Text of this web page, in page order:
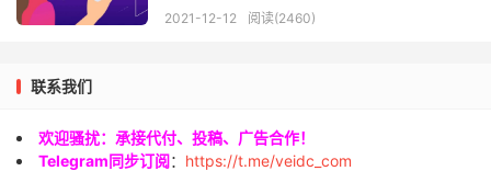
2021-12-12 阅读(2460)
联系我们
欢迎骚扰：承接代付、投稿、广告合作！
Telegram同步订阅： https://t.me/veidc_com